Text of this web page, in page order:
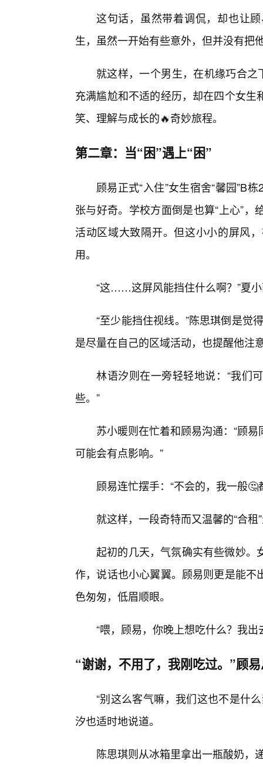
这句话，虽然带着调侃，却也让
生，虽然一开始有些意外，但并没有把
就这样，一个男生，在机缘巧合之
充满尴尬和不适的经历，却在四个女
笑、理解与成长的🔥奇妙旅程。
第二章：当“困”遇上“困”
顾易正式“入住”女生宿舍“馨园”B
张与好奇。学校方面倒是也算“上心”
活动区域大致隔开。但这小小的屏风
用。
“这……这屏风能挡住什么啊？”夏
“至少能挡住视线。”陈思琪倒是觉
是尽量在自己的区域活动，也提醒他注
林语汐则在一旁轻轻地说：“我们
些。”
苏小暖则在忙着和顾易沟通：“顾
可能会有点影响。”
顾易连忙摆手：“不会的，我一般
就这样，一段奇特而又温馨的“合
起初的几天，气氛确实有些微妙。
作，说话也小心翼翼。顾易则更是能
色匆匆，低眉顺眼。
“喂，顾易，你晚上想吃什么？我
“谢谢，不用了，我刚吃过。”顾
“别这么客气嘛，我们这也不是什
汐也适时地说道。
陈思琪则从冰箱里拿出一瓶酸奶，